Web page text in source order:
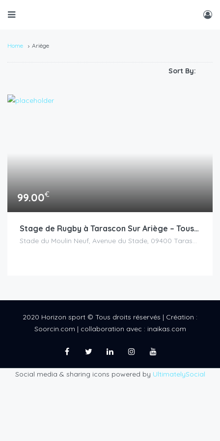
Home Ariège
Sort By:
99.00€
Stage de Rugby à Tarascon Sur Ariège – Toussaint 2025
Stade du Moulin Neuf, Avenue du Stade, 09400 Tarascon-sur-Ariège
2020 Horizon sport © Tous droits réservés | Création :
Soorcin.com | collaboration avec : inaikas.com
Social media & sharing icons powered by UltimatelySocial